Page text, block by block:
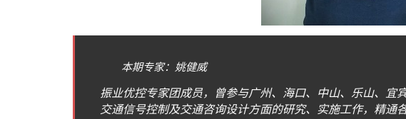
本期专家：姚健威
振业优控专家团成员，曾参与广州、海口、中山、乐山、宜
交通信号控制及交通咨询设计方面的研究、实施工作，精通